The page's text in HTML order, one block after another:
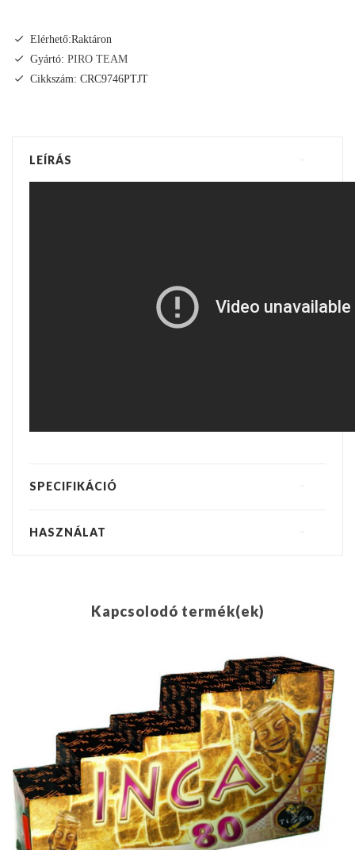
Elérhető:Raktáron
Gyártó: PIRO TEAM
Cikkszám: CRC9746PTJT
LEÍRÁS
SPECIFIKÁCIÓ
HASZNÁLAT
Kapcsolodó termék(ek)